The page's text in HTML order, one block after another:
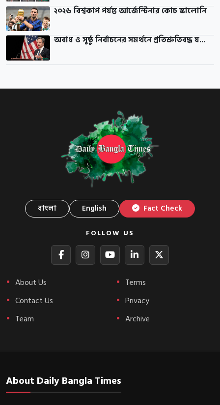
২০২৬ বিশ্বকাপ পর্যন্ত আর্জেন্টিনার কোচ স্কালোনি
অবাধ ও সুষ্ঠু নির্বাচনের সমর্থনে প্রতিশ্রুতিবদ্ধ য...
বাংলা English Fact Check
FOLLOW US
About Us
Contact Us
Team
Terms
Privacy
Archive
About Daily Bangla Times